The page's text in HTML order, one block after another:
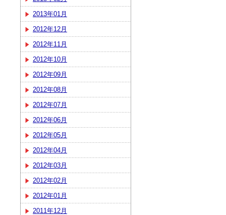
2013年01月
2012年12月
2012年11月
2012年10月
2012年09月
2012年08月
2012年07月
2012年06月
2012年05月
2012年04月
2012年03月
2012年02月
2012年01月
2011年12月